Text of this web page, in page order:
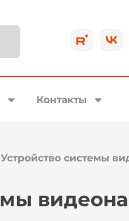
Контакты
Устройство системы